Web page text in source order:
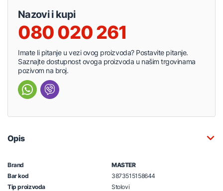
Nazovi i kupi
080 020 261
Imate li pitanje u vezi ovog proizvoda? Postavite pitanje.
Saznajte dostupnost ovoga proizvoda u našim trgovinama
pozivom na broj.
Opis
Brand
MASTER
Bar kod
3873515158644
Tip proizvoda
Stolovi